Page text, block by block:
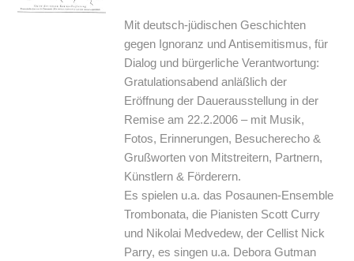
Mit deutsch-jüdischen Geschichten
gegen Ignoranz und Antisemitismus, für
Dialog und bürgerliche Verantwortung:
Gratulationsabend anläßlich der
Eröffnung der Dauerausstellung in der
Remise am 22.2.2006 – mit Musik,
Fotos, Erinnerungen, Besucherecho &
Grußworten von Mitstreitern, Partnern,
Künstlern & Förderern.
Es spielen u.a. das Posaunen-Ensemble
Trombonata, die Pianisten Scott Curry
und Nikolai Medvedew, der Cellist Nick
Parry, es singen u.a. Debora Gutman